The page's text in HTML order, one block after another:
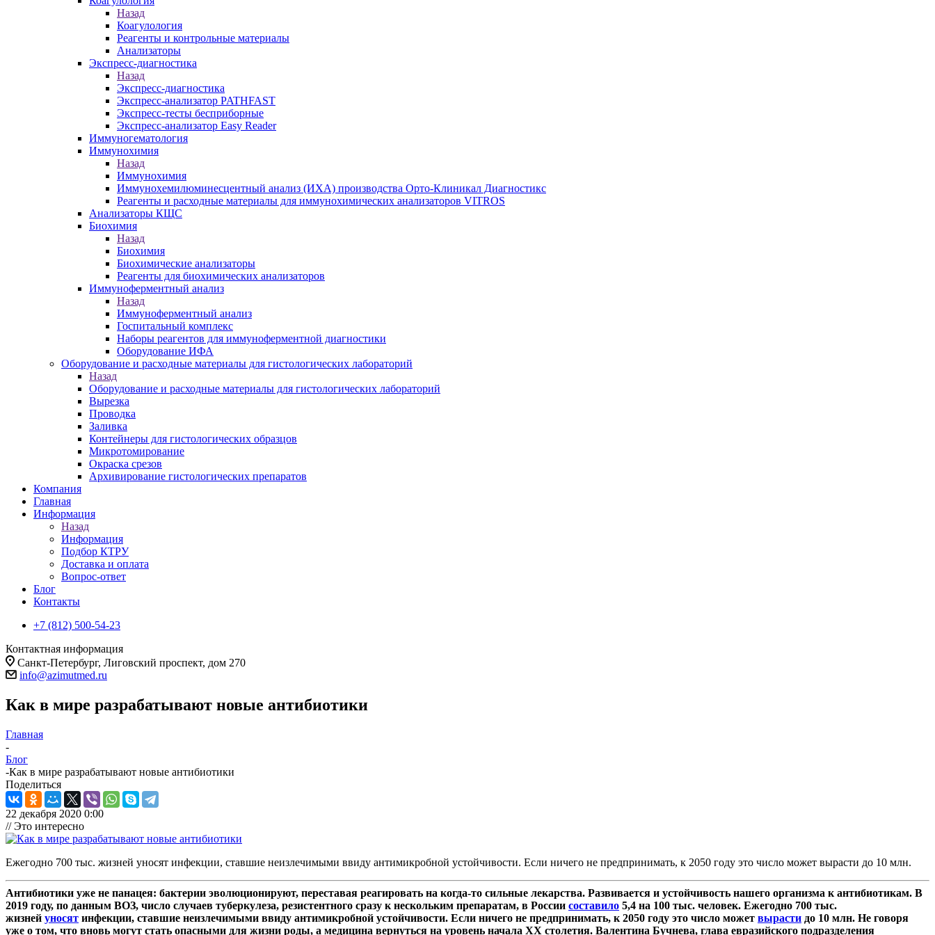
Назад
Коагулология
Реагенты и контрольные материалы
Анализаторы
Экспресс-диагностика
Назад
Экспресс-диагностика
Экспресс-анализатор PATHFAST
Экспресс-тесты бесприборные
Экспресс-анализатор Easy Reader
Иммуногематология
Иммунохимия
Назад
Иммунохимия
Иммунохемилюминесцентный анализ (ИХА) производства Орто-Клиникал Диагностикс
Реагенты и расходные материалы для иммунохимических анализаторов VITROS
Анализаторы КЩС
Биохимия
Назад
Биохимия
Биохимические анализаторы
Реагенты для биохимических анализаторов
Иммуноферментный анализ
Назад
Иммуноферментный анализ
Госпитальный комплекс
Наборы реагентов для иммуноферментной диагностики
Оборудование ИФА
Оборудование и расходные материалы для гистологических лабораторий
Назад
Оборудование и расходные материалы для гистологических лабораторий
Вырезка
Проводка
Заливка
Контейнеры для гистологических образцов
Микротомирование
Окраска срезов
Архивирование гистологических препаратов
Компания
Главная
Информация
Назад
Информация
Подбор КТРУ
Доставка и оплата
Вопрос-ответ
Блог
Контакты
+7 (812) 500-54-23
Контактная информация
Санкт-Петербург, Лиговский проспект, дом 270
info@azimutmed.ru
Как в мире разрабатывают новые антибиотики
Главная
-
Блог
-Как в мире разрабатывают новые антибиотики
Поделиться
22 декабря 2020 0:00
// Это интересно
Ежегодно 700 тыс. жизней уносят инфекции, ставшие неизлечимыми ввиду антимикробной устойчивости. Если ничего не предпринимать, к 2050 году это число может вырасти до 10 млн.
Антибиотики уже не панацея: бактерии эволюционируют, переставая реагировать на когда-то сильные лекарства. Развивается и устойчивость нашего организма к антибиотикам. В
2019 году, по данным ВОЗ, число случаев туберкулеза, резистентного сразу к нескольким препаратам, в России составило 5,4 на 100 тыс. человек. Ежегодно 700 тыс.
жизней уносят инфекции, ставшие неизлечимыми ввиду антимикробной устойчивости. Если ничего не предпринимать, к 2050 году это число может вырасти до 10 млн. Не говоря
уже о том, что вновь могут стать опасными для жизни роды, а медицина вернуться на уровень начала XX столетия. Валентина Бучнева, глава евразийского подразделения